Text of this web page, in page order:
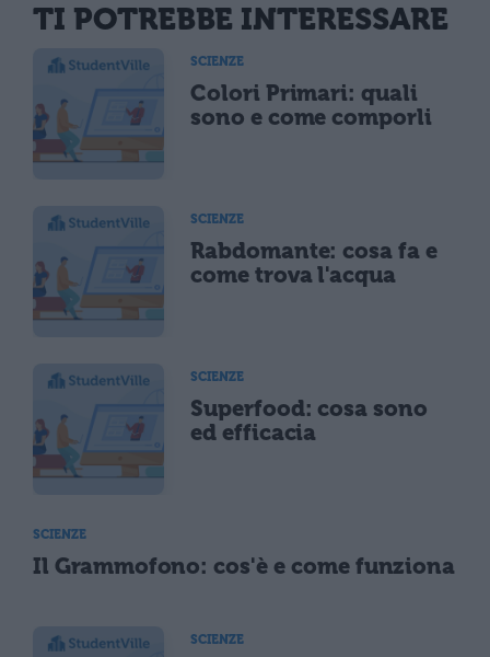
TI POTREBBE INTERESSARE
SCIENZE
Colori Primari: quali
sono e come comporli
SCIENZE
Rabdomante: cosa fa e
come trova l'acqua
SCIENZE
Superfood: cosa sono
ed efficacia
SCIENZE
Il Grammofono: cos'è e come funziona
SCIENZE